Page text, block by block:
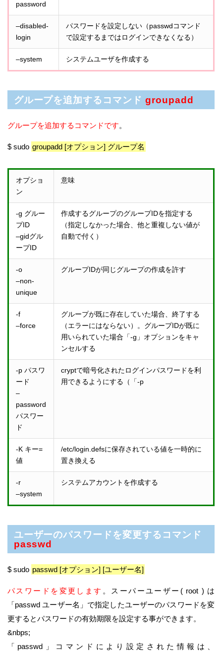
password
–disabled-
login
パスワードを設定しない（passwdコマンド
で設定するまではログインできなくなる）
–system システムユーザを作成する
グループを追加するコマンド groupadd
グループを追加するコマンドです。
$ sudo groupadd [オプション] グループ名
オプショ
ン
意味
-g グルー
プID
–gidグル
ープID
作成するグループのグループIDを指定する
（指定しなかった場合、他と重複しない値が
自動で付く）
-o
–non-
unique
グループIDが同じグループの作成を許す
-f
–force
グループが既に存在していた場合、終了する
（エラーにはならない）。グループIDが既に
用いられていた場合「-g」オプションをキャ
ンセルする
-p パスワ
ード
–
password
パスワー
ド
cryptで暗号化されたログインパスワードを利
用できるようにする（「-p
-K キー=
値
/etc/login.defsに保存されている値を一時的に
置き換える
-r
–system
システムアカウントを作成する
ユーザーのパスワードを変更するコマンド
passwd
$ sudo passwd [オプション] [ユーザー名]
パスワードを変更します 。スーパーユーザー( root ) は
「passwd ユーザー名」で指定したユーザーのパスワードを変
更するとパスワードの有効期限を設定する事ができます。
&nbps;
「passwd」コマンドにより設定された情報は、